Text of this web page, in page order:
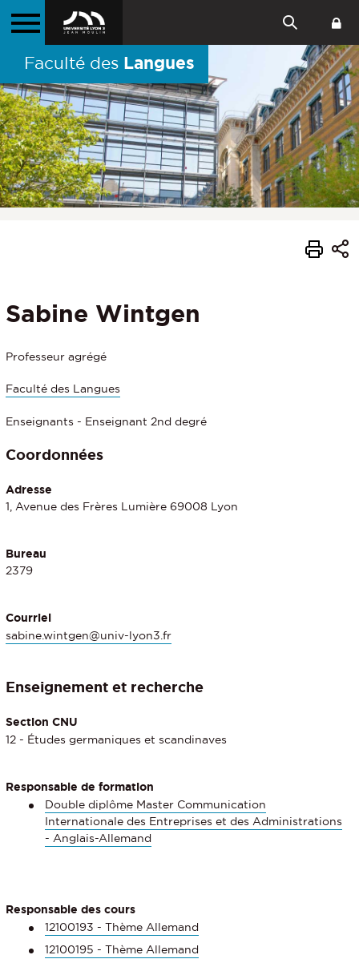
Faculté des Langues
Sabine Wintgen
Professeur agrégé
Faculté des Langues
Enseignants - Enseignant 2nd degré
Coordonnées
Adresse
1, Avenue des Frères Lumière 69008 Lyon
Bureau
2379
Courriel
sabine.wintgen@univ-lyon3.fr
Enseignement et recherche
Section CNU
12 - Études germaniques et scandinaves
Responsable de formation
Double diplôme Master Communication
Internationale des Entreprises et des Administrations
- Anglais-Allemand
Responsable des cours
12100193 - Thème Allemand
12100195 - Thème Allemand